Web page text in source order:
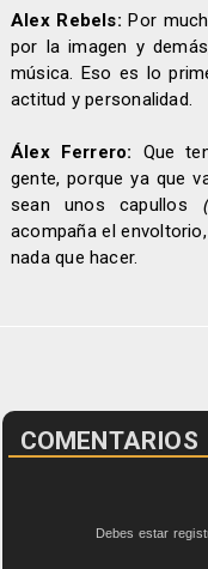
Alex Rebels: Por
por la imagen y
música. Eso es lo
actitud y personalidad.
Álex Ferrero: Que
gente, porque ya que
sean unos capullos
acompaña el
nada que hacer.
COMENTARIOS
Debes estar